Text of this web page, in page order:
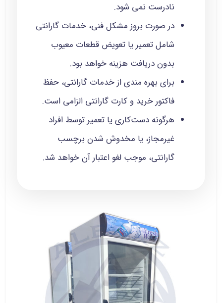
نادرست نمی‌ شود.
در صورت بروز مشکل فنی، خدمات گارانتی
شامل تعمیر یا تعویض قطعات معیوب
بدون دریافت هزینه خواهد بود.
برای بهره‌ مندی از خدمات گارانتی، حفظ
فاکتور خرید و کارت گارانتی الزامی است.
هرگونه دست‌کاری یا تعمیر توسط افراد
غیرمجاز، یا مخدوش‌ شدن برچسب
گارانتی، موجب لغو اعتبار آن خواهد شد.